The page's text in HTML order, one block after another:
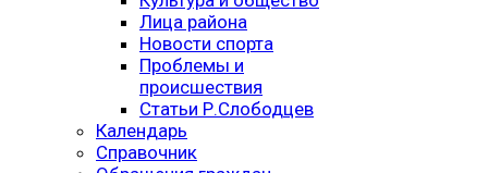
Лица района
Новости спорта
Проблемы и
происшествия
Статьи Р.Слободцев
Календарь
Справочник